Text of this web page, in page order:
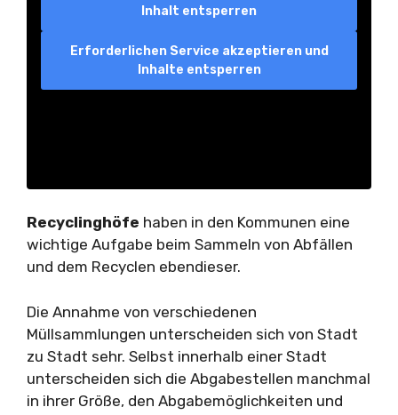
Inhalt entsperren
Erforderlichen Service akzeptieren und
Inhalte entsperren
Recyclinghöfe haben in den Kommunen eine
wichtige Aufgabe beim Sammeln von Abfällen
und dem Recyclen ebendieser.
Die Annahme von verschiedenen
Müllsammlungen unterscheiden sich von Stadt
zu Stadt sehr. Selbst innerhalb einer Stadt
unterscheiden sich die Abgabestellen manchmal
in ihrer Größe, den Abgabemöglichkeiten und